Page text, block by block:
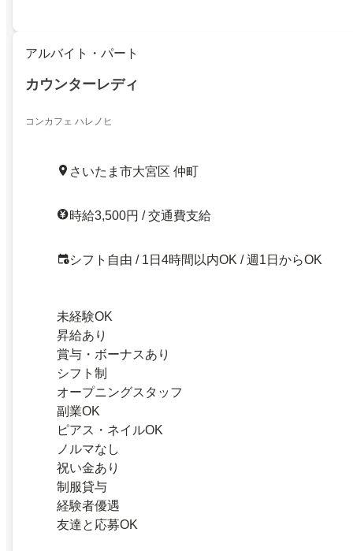
アルバイト・パート
カウンターレディ
コンカフェ ハレノヒ
さいたま市大宮区 仲町
時給3,500円 / 交通費支給
シフト自由 / 1日4時間以内OK / 週1日からOK
未経験OK
昇給あり
賞与・ボーナスあり
シフト制
オープニングスタッフ
副業OK
ピアス・ネイルOK
ノルマなし
祝い金あり
制服貸与
経験者優遇
友達と応募OK